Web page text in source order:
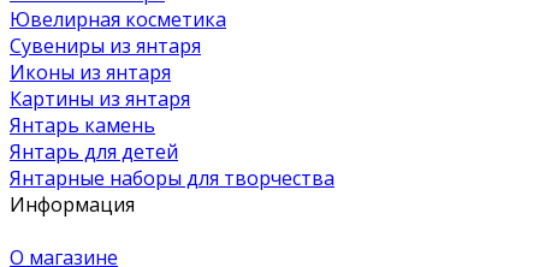
Ювелирная косметика
Сувениры из янтаря
Иконы из янтаря
Картины из янтаря
Янтарь камень
Янтарь для детей
Янтарные наборы для творчества
Информация
О магазине